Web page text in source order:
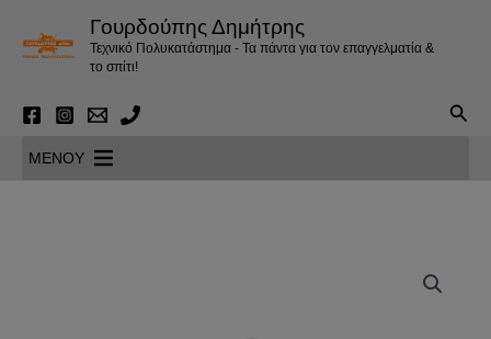
περιεχόμενο
Γουρδούπης Δημήτρης
Τεχνικό Πολυκατάστημα - Τα πάντα για τον επαγγελματία &
το σπίτι!
MENOY